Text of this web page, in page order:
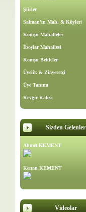
Şiirler
Salman'ın Mah. & Köyleri
Komşu Mahalleler
İboşlar Mahallesi
Komşu Beldeler
Üyelik & Ziayeretçi
Üye Tanımı
Kevgir Kalesi
Sizden Gelenler
Ahmet KEMENT
Kenan KEMENT
Videolar